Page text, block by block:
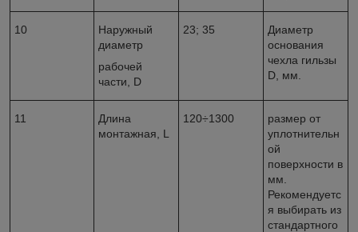
10
Наружный
диаметр
рабочей
части, D
23; 35
Диаметр
основания
чехла гильзы
D , мм.
11
Длина
монтажная, L
120÷1300
размер от
уплотнительн
ой
поверхности в
мм.
Рекомендуетс
я выбирать из
стандартного